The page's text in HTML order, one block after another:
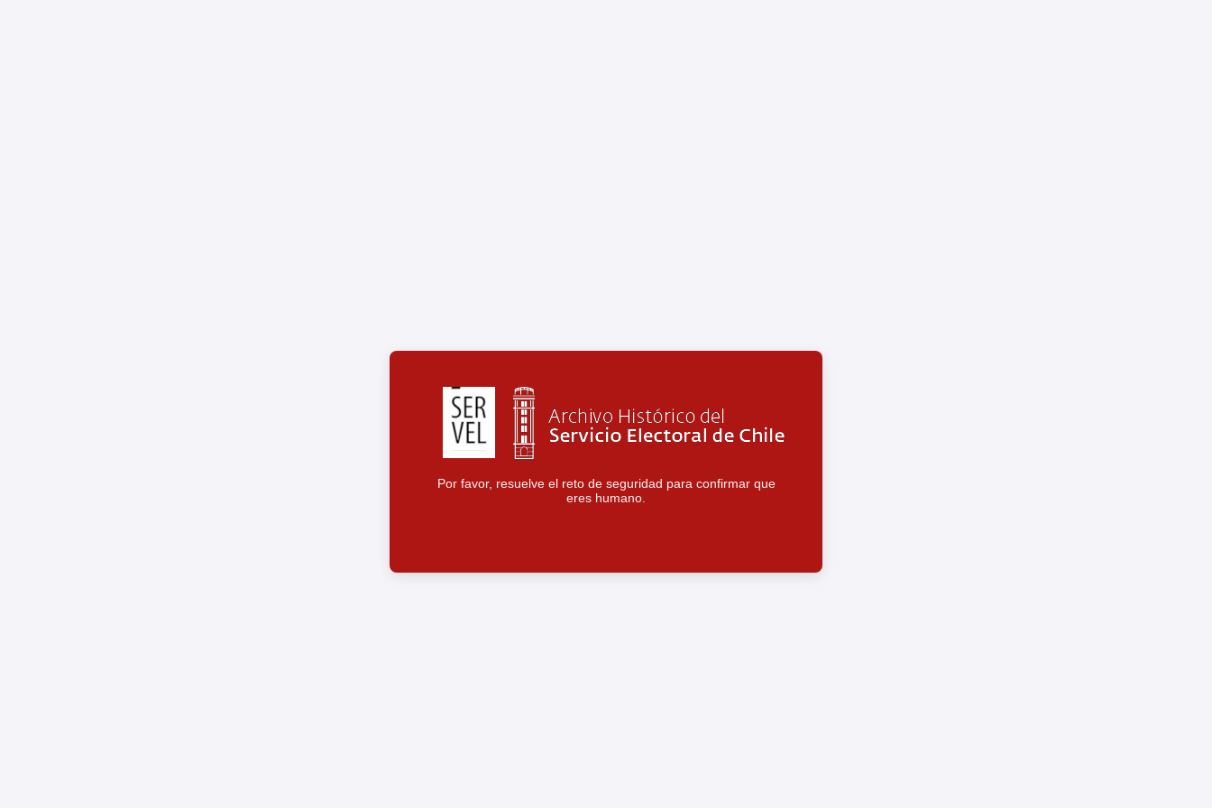
Por favor, resuelve el reto de seguridad para confirmar que
eres humano.